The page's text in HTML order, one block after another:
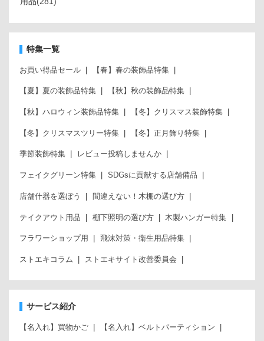
特集一覧
お買い得品セール 【春】春の装飾品特集
【夏】夏の装飾品特集 【秋】秋の装飾品特集
【秋】ハロウィン装飾品特集 【冬】クリスマス装飾特集
【冬】クリスマスツリー特集 【冬】正月飾り特集
季節装飾特集 レビュー投稿しませんか
フェイクグリーン特集 SDGsに貢献する店舗備品
店舗什器を選ぼう 間違えない！木棚の選び方
テイクアウト用品 棚下照明の選び方 木製ハンガー特集
フラワーショップ用 飛沫対策・衛生用品特集
ストエキコラム ストエキサイト改善委員会
サービス紹介
【名入れ】買物かご 【名入れ】ベルトパーティション